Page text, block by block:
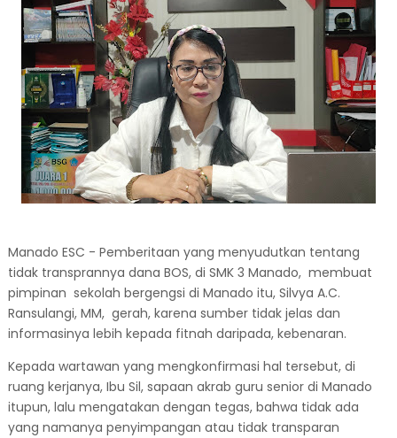
Manado ESC - Pemberitaan yang menyudutkan tentang
tidak transprannya dana BOS, di SMK 3 Manado, membuat
pimpinan sekolah bergengsi di Manado itu, Silvya A.C.
Ransulangi, MM, gerah, karena sumber tidak jelas dan
informasinya lebih kepada fitnah daripada, kebenaran.
Kepada wartawan yang mengkonfirmasi hal tersebut, di
ruang kerjanya, Ibu Sil, sapaan akrab guru senior di Manado
itupun, lalu mengatakan dengan tegas, bahwa tidak ada
yang namanya penyimpangan atau tidak transparan